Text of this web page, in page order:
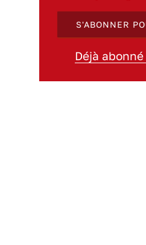
S'ABONNER
Déjà